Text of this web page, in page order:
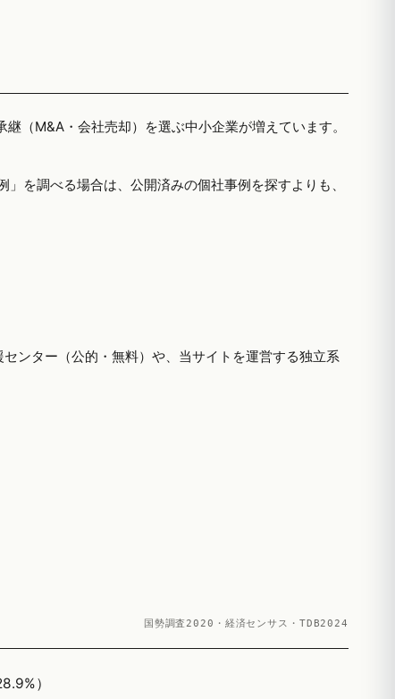
（M&A・会社売却）を選ぶ中小企業が増えています。
」を調べる場合は、公開済みの個社事例を探すよりも、
ンター（公的・無料）や、当サイトを運営する独立系
国勢調査2020・経済センサス・TDB2024
）